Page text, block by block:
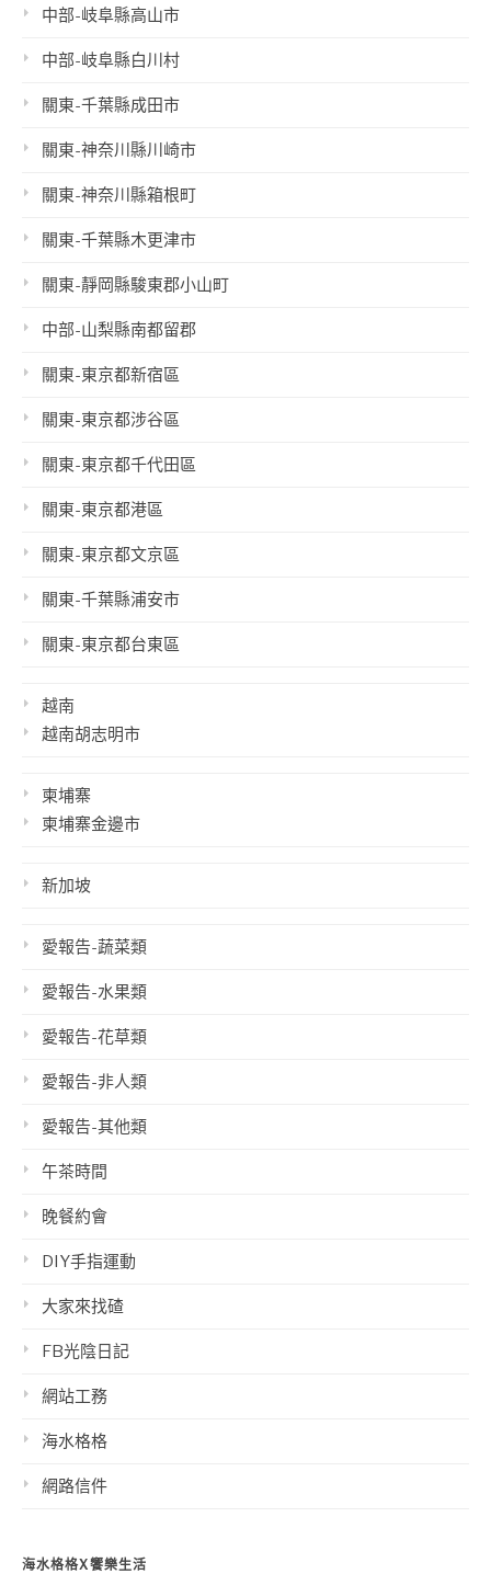
中部-岐阜縣高山市
中部-岐阜縣白川村
關東-千葉縣成田市
關東-神奈川縣川崎市
關東-神奈川縣箱根町
關東-千葉縣木更津市
關東-靜岡縣駿東郡小山町
中部-山梨縣南都留郡
關東-東京都新宿區
關東-東京都涉谷區
關東-東京都千代田區
關東-東京都港區
關東-東京都文京區
關東-千葉縣浦安市
關東-東京都台東區
越南
越南胡志明市
柬埔寨
柬埔寨金邊市
新加坡
愛報告-蔬菜類
愛報告-水果類
愛報告-花草類
愛報告-非人類
愛報告-其他類
午茶時間
晚餐約會
DIY手指運動
大家來找碴
FB光陰日記
網站工務
海水格格
網路信件
海水格格X饗樂生活